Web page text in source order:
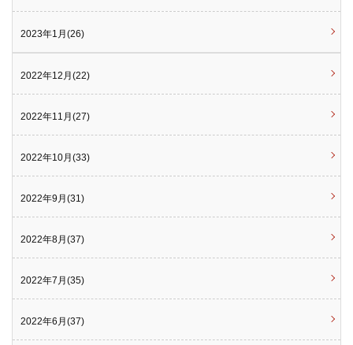
2023年1月(26)
2022年12月(22)
2022年11月(27)
2022年10月(33)
2022年9月(31)
2022年8月(37)
2022年7月(35)
2022年6月(37)